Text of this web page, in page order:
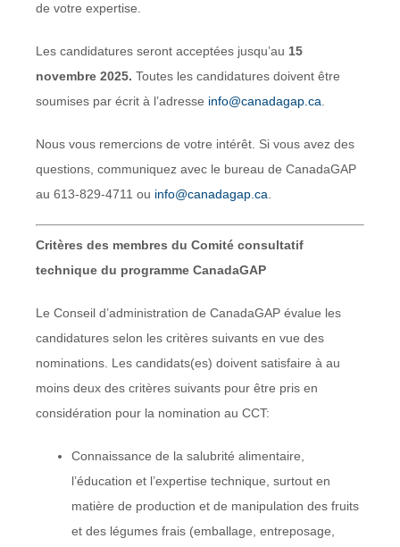
de votre expertise.
Les candidatures seront acceptées jusqu’au 15
novembre 2025. Toutes les candidatures doivent être
soumises par écrit à l’adresse info@canadagap.ca
Nous vous remercions de votre intérêt. Si vous avez des
questions, communiquez avec le bureau de CanadaGAP
au 613-829-4711 ou info@canadagap.ca
Critères des membres du Comité consultatif
technique du programme CanadaGAP
Le Conseil d’administration de CanadaGAP évalue les
candidatures selon les critères suivants en vue des
nominations. Les candidats(es) doivent satisfaire à au
moins deux des critères suivants pour être pris en
considération pour la nomination au CCT:
Connaissance de la salubrité alimentaire,
l’éducation et l’expertise technique, surtout en
matière de production et de manipulation des fruits
et des légumes frais (emballage, entreposage,